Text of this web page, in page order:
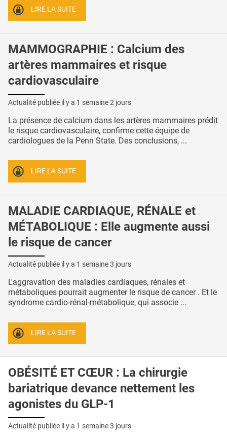
LIRE LA SUITE
MAMMOGRAPHIE : Calcium des
artères mammaires et risque
cardiovasculaire
Actualité publiée il y a 1 semaine 2 jours
La présence de calcium dans les artères mammaires prédit
le risque cardiovasculaire, confirme cette équipe de
cardiologues de la Penn State. Des conclusions, ...
LIRE LA SUITE
MALADIE CARDIAQUE, RÉNALE et
MÉTABOLIQUE : Elle augmente aussi
le risque de cancer
Actualité publiée il y a 1 semaine 3 jours
L'aggravation des maladies cardiaques, rénales et
métaboliques pourrait augmenter le risque de cancer . Et le
syndrome cardio-rénal-métabolique, qui associe ...
LIRE LA SUITE
OBÉSITÉ ET CŒUR : La chirurgie
bariatrique devance nettement les
agonistes du GLP-1
Actualité publiée il y a 1 semaine 3 jours